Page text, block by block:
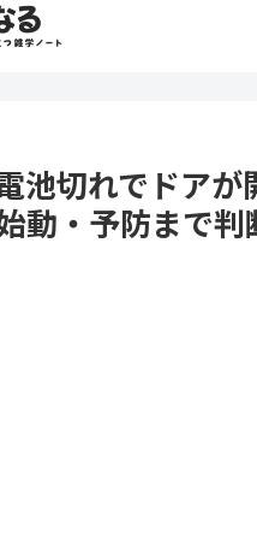
池切れでドア
動・予防まで判